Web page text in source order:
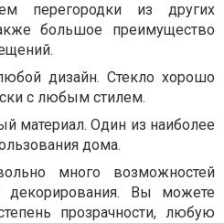
перегородки из других
большое преимущество
дизайн. Стекло хорошо
с любым стилем.
материал. Один из наиболее
дома.
много возможностей
декорирования. Вы можете
прозрачности, любую